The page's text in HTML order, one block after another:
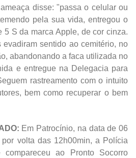
disse: "passa o celular ou
pela sua vida, entregou o
5 S da marca Apple, de cor cinza.
evadiram sentido ao cemitério, no
abandonando a faca utilizada no
e entregue na Delegacia para
rastreamento com o intuito
bem como recuperar o bem
Em Patrocínio, na data de 06
volta das 12h00min, a Polícia
ao Pronto Socorro